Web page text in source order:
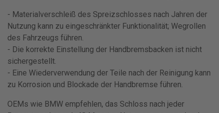
- Materialverschleiß des Spreizschlosses nach Jahren der
Nutzung kann zu eingeschränkter Funktionalität; Wegrollen
des Fahrzeugs führen.
- Die korrekte Einstellung der Handbremsbacken ist nicht
sichergestellt.
- Eine Wiederverwendung der Teile nach der Reinigung kann
zu Korrosion und Blockade der Handbremse führen.
OEMs wie BMW empfehlen, das Schloss nach jeder